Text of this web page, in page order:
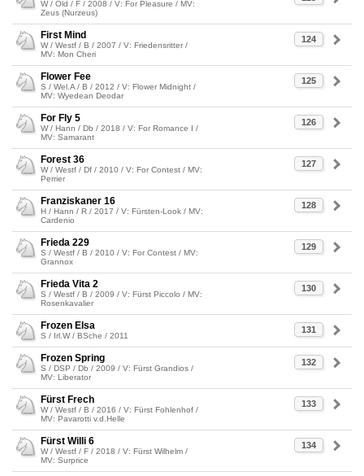
W / Old / F / 2008 / V: For Pleasure / MV:
Zeus (Nurzeus)
124
First Mind
W / Westf / B / 2007 / V: Friedensritter /
MV: Mon Cheri
125
Flower Fee
S / Wel.A / B / 2012 / V: Flower Midnight /
MV: Wyedean Deodar
126
For Fly 5
W / Hann / Db / 2018 / V: For Romance I /
MV: Samarant
127
Forest 36
W / Westf / Df / 2010 / V: For Contest / MV:
Perrier
128
Franziskaner 16
H / Hann / R / 2017 / V: Fürsten-Look / MV:
Cardenio
129
Frieda 229
S / Westf / B / 2010 / V: For Contest / MV:
Grannox
130
Frieda Vita 2
S / Westf / B / 2009 / V: Fürst Piccolo / MV:
Rosenkavalier
131
Frozen Elsa
S / Irl.W / BSche / 2011
132
Frozen Spring
S / DSP / Db / 2009 / V: Fürst Grandios /
MV: Liberator
133
Fürst Frech
W / Westf / B / 2016 / V: Fürst Fohlenhof /
MV: Pavarotti v.d.Helle
134
Fürst Willi 6
W / Westf / F / 2018 / V: Fürst Wilhelm /
MV: Surprice